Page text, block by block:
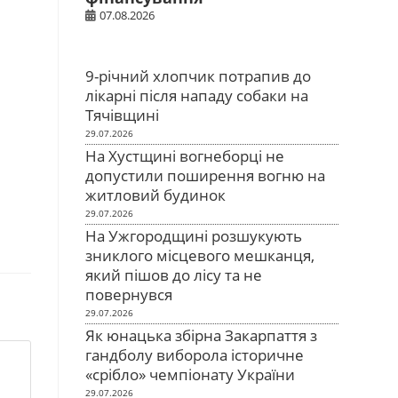
07.08.2026
9-річний хлопчик потрапив до
лікарні після нападу собаки на
Тячівщині
29.07.2026
На Хустщині вогнеборці не
допустили поширення вогню на
житловий будинок
29.07.2026
На Ужгородщині розшукують
зниклого місцевого мешканця,
який пішов до лісу та не
повернувся
29.07.2026
Як юнацька збірна Закарпаття з
гандболу виборола історичне
«срібло» чемпіонату України
29.07.2026